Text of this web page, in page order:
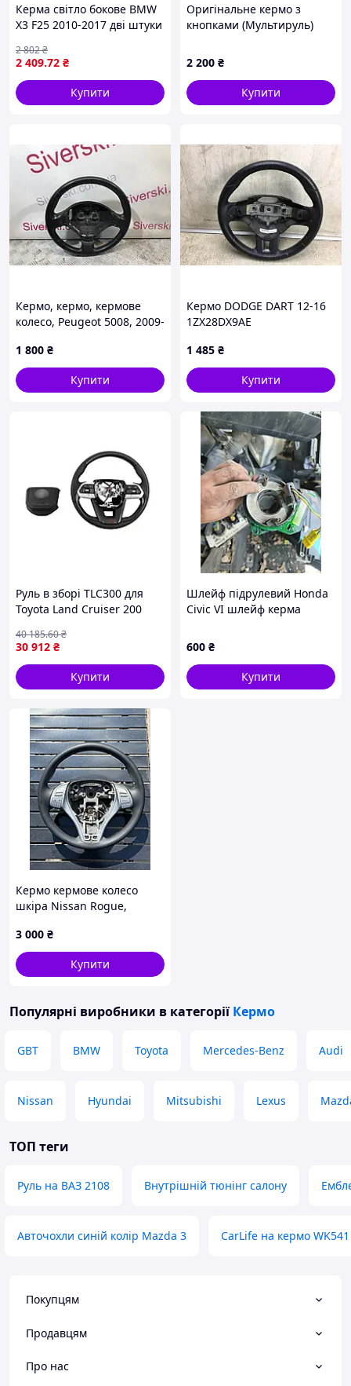
Керма світло бокове BMW
X3 F25 2010-2017 дві штуки
2 409.72 ₴
2 802₴
Купити
Оригінальне кермо з
кнопками (Мультируль)
Zafira B GM 13143136 Б/в
2 200 ₴
Купити
Кермо, кермо, кермове
колесо, Peugeot 5008, 2009-
1 800 ₴
Купити
Кермо DODGE DART 12-16
1ZX28DX9AE
1 485 ₴
Купити
Руль в зборі TLC300 для
Toyota Land Cruiser 200
дерев'яний аксесуар для
авто
30 912 ₴
40 185.60₴
Купити
Шлейф підрулевий Honda
Civic VI шлейф керма
600 ₴
Купити
Кермо кермове колесо
шкіра Nissan Rogue,
Qashqai (J11) 2013-2021
34178105B 48430-4EL1A
48430-4EM5B
3 000 ₴
Купити
Популярні виробники в категорії Кермо
GBT BMW Toyota Mercedes-Benz Audi
Nissan Hyundai Mitsubishi Lexus
ТОП теги
Руль на ВАЗ 2108 Внутрішній тюнінг салону
Авточохли синій колір Mazda 3 CarLife на кермо WK541
Покупцям
Продавцям
Про нас